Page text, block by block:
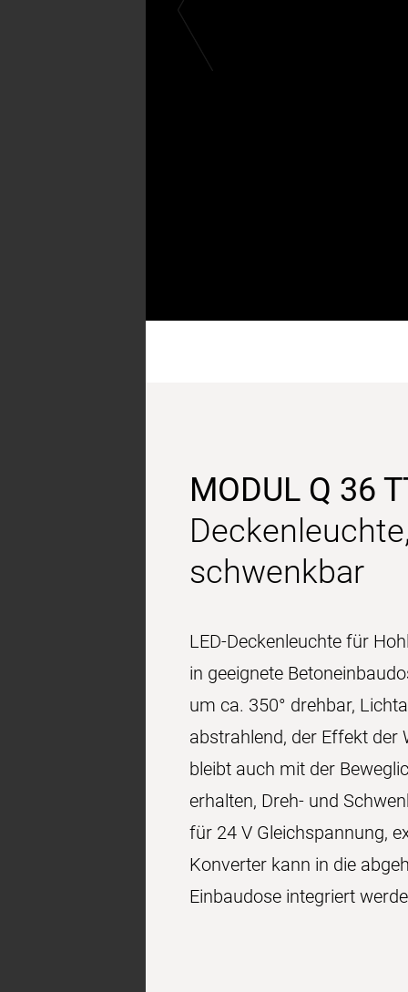
MODUL Q 36
schwenkbar
LED-Deckenleuchte für
in geeignete
um ca. 350° drehbar,
abstrahlend, der Effekt der
bleibt auch mit der
erhalten, Dreh- und
für 24 V Gleichspannung,
Konverter kann in die
Einbaudose integriert